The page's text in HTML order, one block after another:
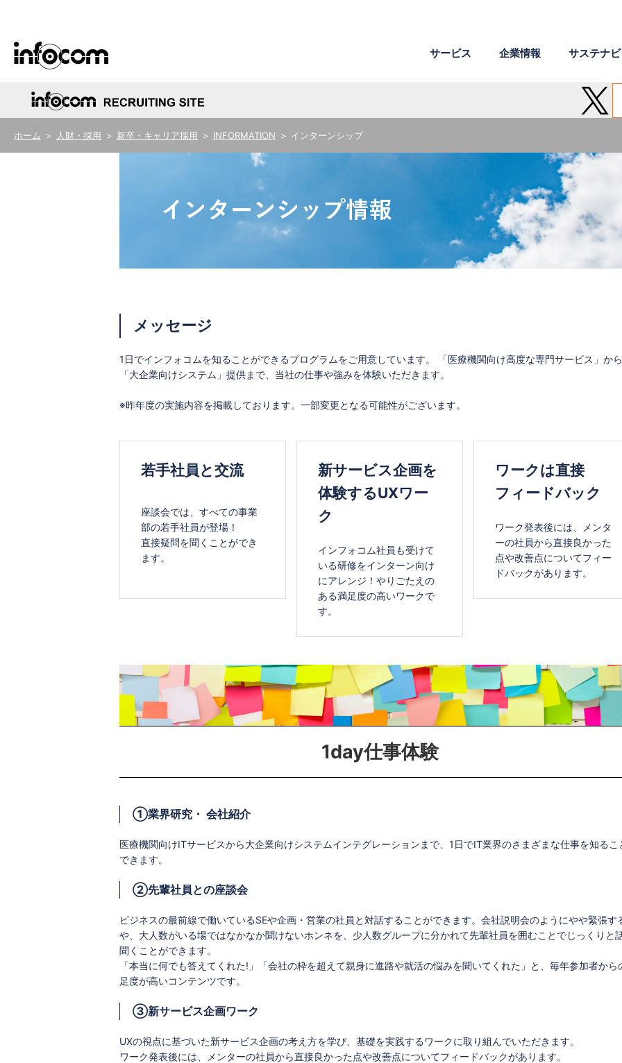
人財・採用 新卒・キャリア採用 INFORMATION インターンシップ
メッセージ
1日でインフォコムを知ることができるプログラムをご用意しています。 「医療機関向け高度な専門サービス」から
「大企業向けシステム」提供まで、当社の仕事や強みを体験いただきます。
※昨年度の実施内容を掲載しております。一部変更となる可能性がございます。
若手社員と交流
座談会では、すべての事業
部の若手社員が登場！
直接疑問を聞くことができ
ます。
新サービス企画を
体験するUXワー
ク
インフォコム社員も受けて
いる研修をインターン向け
にアレンジ！やりごたえの
ある満足度の高いワークで
す。
ワークは直接
フィードバック
ワーク発表後には、メンタ
ーの社員から直接良かった
点や改善点についてフィー
ドバックがあります。
1day仕事体験
①業界研究・ 会社紹介
医療機関向けITサービスから大企業向けシステムインテグレーションまで、1日でIT業界のさまざまな仕事を知るこ
できます。
②先輩社員との座談会
ビジネスの最前線で働いているSEや企画・営業の社員と対話することができます。会社説明会のようにやや緊張す
や、大人数がいる場ではなかなか聞けないホンネを、少人数グループに分かれて先輩社員を囲むことでじっくりと
聞くことができます。
「本当に何でも答えてくれた!」「会社の枠を超えて親身に進路や就活の悩みを聞いてくれた」と、毎年参加者から
足度が高いコンテンツです。
③新サービス企画ワーク
UXの視点に基づいた新サービス企画の考え方を学び、基礎を実践するワークに取り組んでいただきます。
ワーク発表後には、メンターの社員から直接良かった点や改善点についてフィードバックがあります。
サービス
医療 医薬・製薬 AI・IoT・ビッグデータ
企業情報
ごあいさつ 企業理念 会社概要
組織図
株式の事務手続き
サステナ
サステナビリティ基本方針 環境 社会
サステナビリティデータ
新卒・キャリア採用 ワークスタイル 成長支援